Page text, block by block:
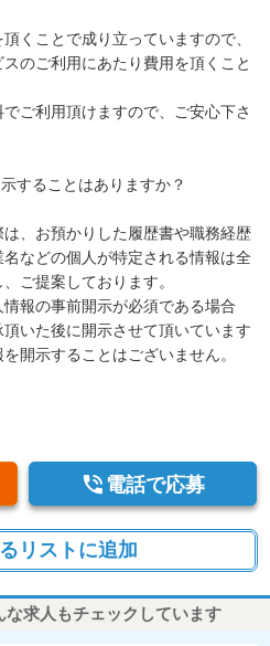
くことで成り立っていますので、
のご利用にあたり費用を頂くこと
ご利用頂けますので、ご安心下さ
することはありますか？
、お預かりした履歴書や職務経歴
などの個人が特定される情報は全
ご提案しております。
報の事前開示が必須である場合
いた後に開示させて頂いています
開示することはございません。
 電話で応募
リストに追加
な求人もチェックしています